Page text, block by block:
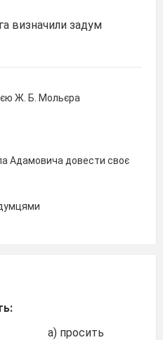
визначили задум
Ж. Б. Мольєра
Адамовича довести своє
а) просить